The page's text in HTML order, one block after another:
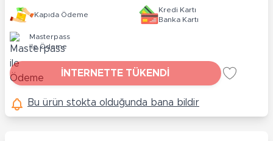
Kapıda Ödeme
Kredi Kartı
Banka Kartı
Masterpass
ile Ödeme
İNTERNETTE TÜKENDİ
Bu ürün stokta olduğunda bana bildir